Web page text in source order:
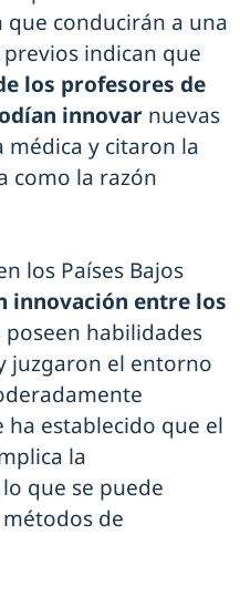
conducirán a una
indican que
los profesores de
innovar nuevas
médica y citaron la
como la razón
los Países Bajos
innovación entre los
habilidades
juzgaron el entorno
ha establecido que el
la
que se puede
de